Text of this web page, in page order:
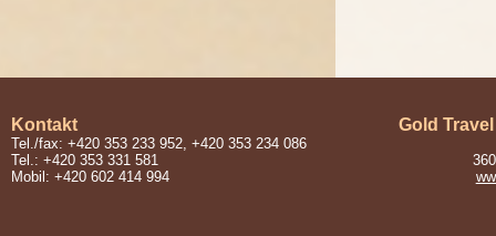
Kontakt
Tel./fax: +420 353 233 952, +420 353 234 086
Tel.: +420 353 331 581
Mobil: +420 602 414 994
Gold